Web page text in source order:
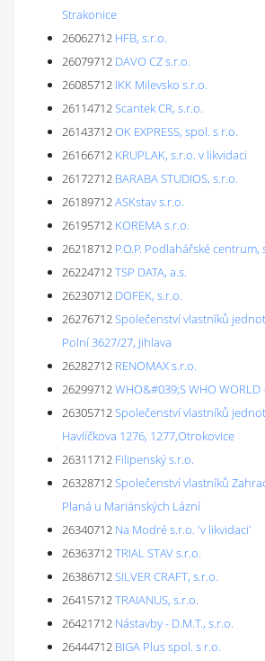
Strakonice
26062712 HFB, s.r.o.
26079712 DAVO CZ s.r.o.
26085712 IKK Milevsko s.r.o.
26114712Scantek CR, s.r.o.
26143712OK EXPRESS, spol. s r.o.
26166712 KRUPLAK, s.r.o. v likvidaci
26172712 BARABA STUDIOS, s.r.o.
26189712ASKstav s.r.o.
26195712 KOREMA s.r.o.
26218712 P.O.P. Podlahářské centrum,
26224712TSP DATA, a.s.
26230712 DOFEK, s.r.o.
26276712Společenství vlastníků
Polní 3627/27, Jihlava
26282712 RENOMAX s.r.o.
26299712WHO&#039;S WHO WORLD
26305712Společenství vlastníků
Havlíčkova 1276, 1277,Otrokovice
26311712 Filipenský s.r.o.
26328712Společenství vlastníků
Planá u Mariánských Lázní
26340712 Na Modré s.r.o. 'v likvidaci'
26363712TRIAL STAV s.r.o.
26386712SILVER CRAFT, s.r.o.
26415712TRAIANUS, s.r.o.
26421712 Nástavby - D.M.T., s.r.o.
26444712 BIGA Plus spol. s r.o.